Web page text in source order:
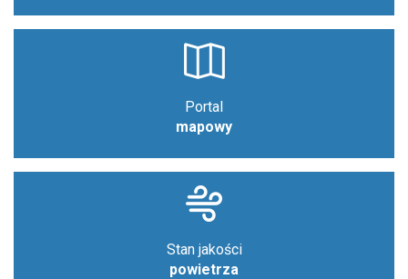
Portal
mapowy
Stan jakości
powietrza